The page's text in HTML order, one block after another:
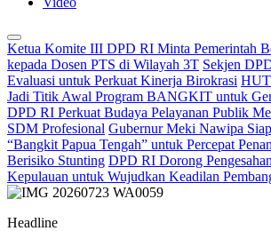
Ketua Komite III DPD RI Minta Pemerintah
kepada Dosen PTS di Wilayah 3T Sekjen
Evaluasi untuk Perkuat Kinerja Birokrasi HUT
Jadi Titik Awal Program BANGKIT untuk
DPD RI Perkuat Budaya Pelayanan Publik
SDM Profesional Gubernur Meki Nawipa
“Bangkit Papua Tengah” untuk Percepat
Berisiko Stunting DPD RI Dorong
Kepulauan untuk Wujudkan Keadilan
Headline